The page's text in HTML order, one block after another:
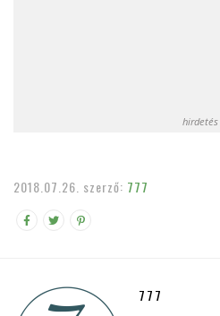
hirdetés
2018.07.26. szerző: 777
777